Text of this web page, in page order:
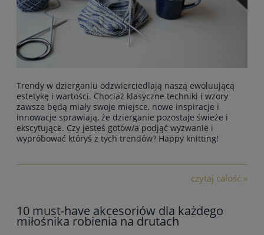
Trendy w dzierganiu odzwierciedlają naszą ewoluującą
estetykę i wartości. Chociaż klasyczne techniki i wzory
zawsze będą miały swoje miejsce, nowe inspiracje i
innowacje sprawiają, że dzierganie pozostaje świeże i
ekscytujące. Czy jesteś gotów/a podjąć wyzwanie i
wypróbować któryś z tych trendów? Happy knitting!
czytaj całość »
10 must-have akcesoriów dla każdego
miłośnika robienia na drutach